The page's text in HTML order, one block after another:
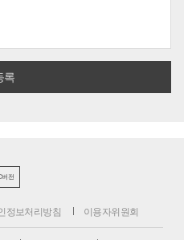
버전
정보처리방침 이용자위원회